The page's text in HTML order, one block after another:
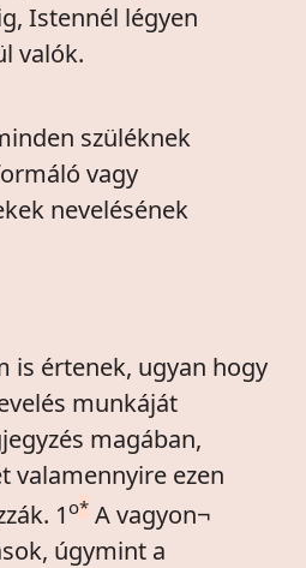
Istennél légyen
valók.
szüléknek
vagy
nevelésének
is értenek, ugyan hogy
munkáját
magában,
valamennyire ezen
1 o* A vagyon¬
úgymint a